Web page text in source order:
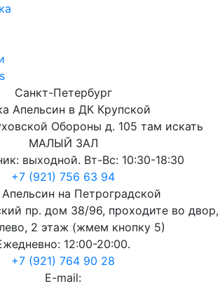
Санкт-Петербург
Апельсин в ДК Крупской
Обороны д. 105 там искать
МАЛЫЙ ЗАЛ
выходной. Вт-Вс: 10:30-18:30
+7 (921) 756 63 94
на Петроградской
пр. дом 38/96, проходите во двор,
2 этаж (жмем кнопку 5)
12:00-20:00.
+7 (921) 764 90 28
E-mail: